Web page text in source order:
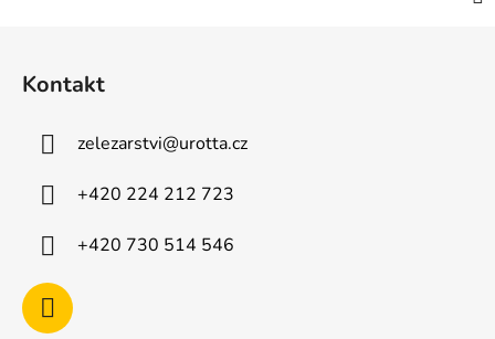
Kontakt
zelezarstvi@urotta.cz
+420 224 212 723
+420 730 514 546